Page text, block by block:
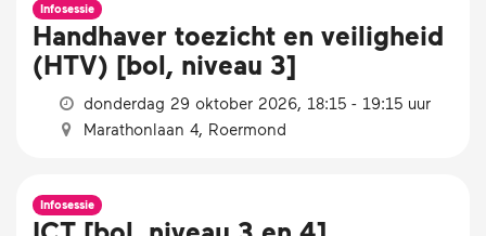
Infosessie
Handhaver toezicht en veiligheid
(HTV) [bol, niveau 3]
donderdag 29 oktober 2026, 18:15 - 19:15 uur
Marathonlaan 4, Roermond
Infosessie